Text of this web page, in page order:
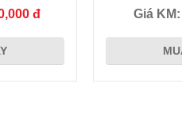
| RAM
đ
14"
Giá KM:
từ hành động nói thẳng vào vấn đề khi